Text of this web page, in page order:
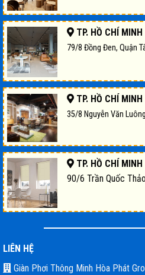
TP. HỒ CHÍ MINH
79/8 Đồng Đen, Quận
TP. HỒ CHÍ MINH
35/8 Nguyễn Văn
TP. HỒ CHÍ MINH
90/6 Trần Quốc
LIÊN HỆ
Giàn Phơi Thông Minh Hòa Phát